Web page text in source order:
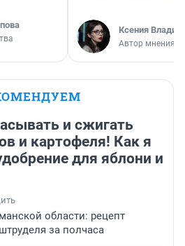
Ксения
Автор мнения
и сжигать
и картофеля! Как я
для яблони и
области: рецепт
за полчаса